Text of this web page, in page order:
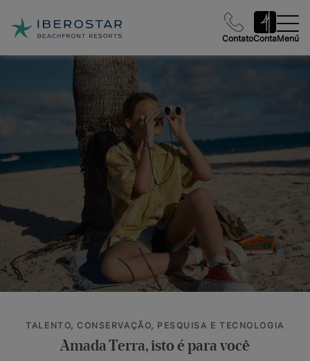
ContatoContaMenú
TALENTO, CONSERVAÇÃO, PESQUISA E TECNOLOGIA
Amada Terra, isto é para você